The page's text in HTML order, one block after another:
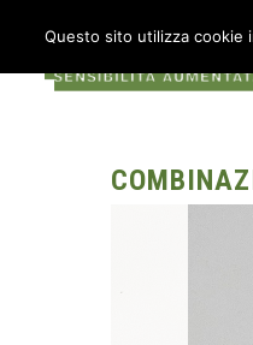
Questo sito utilizza cookie